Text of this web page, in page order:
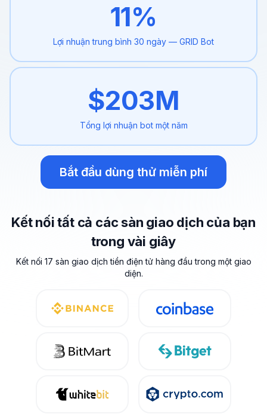
11%
Lợi nhuận trung bình 30 ngày — GRID Bot
$203M
Tổng lợi nhuận bot một năm
Bắt đầu dùng thử miễn phí
Kết nối tất cả các sàn giao dịch của bạn
trong vài giây
Kết nối 17 sàn giao dịch tiền điện tử hàng đầu trong một giao
diện.